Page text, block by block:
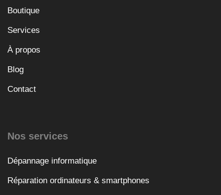
Boutique
Services
À propos
Blog
Contact
Nos services
Dépannage informatique
Réparation ordinateurs & smartphones